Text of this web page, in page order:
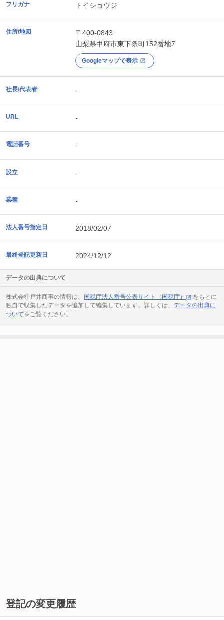
フリガナ トイショウジ
住所/地図
〒400-0843
山梨県甲府市東下条町152番地7
Googleマップで表示
社長/代表者 -
URL -
電話番号 -
設立 -
業種 -
法人番号指定日 2018/02/07
最終登記更新日 2024/12/12
データの出典について
株式会社戸井商事の情報は、 国税庁法人番号公表サイト（国税庁）
をもとに
独自で収集したデータを追加して編集しています。詳しくは、 データの出典に
ついてをご覧ください。
登記の変更履歴